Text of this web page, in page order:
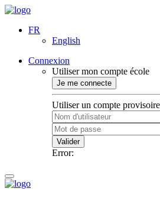
FR
English
Connexion
Utiliser mon compte école
Je me connecte
Utiliser un compte provisoire
Valider
Error: